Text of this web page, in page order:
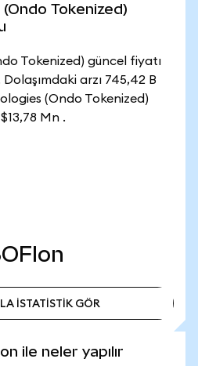
Tokenized)
Tokenized) güncel fiyatı
Dolaşımdaki arzı 745,42 B
(Ondo Tokenized)
Mn .
İSTATİSTİK GÖR
ile neler yapılır